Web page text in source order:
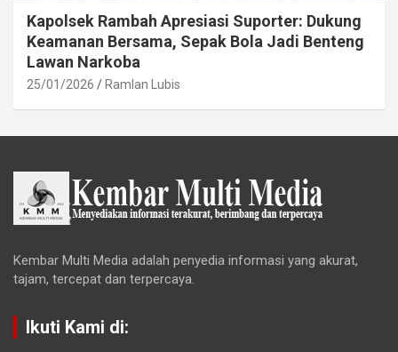
Kapolsek Rambah Apresiasi Suporter: Dukung
Keamanan Bersama, Sepak Bola Jadi Benteng
Lawan Narkoba
25/01/2026 Ramlan Lubis
Kembar Multi Media adalah penyedia informasi yang akurat,
tajam, tercepat dan terpercaya.
Ikuti Kami di: